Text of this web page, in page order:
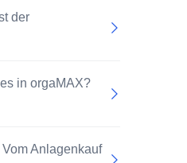
der
in orgaMAX?
Anlagenkauf